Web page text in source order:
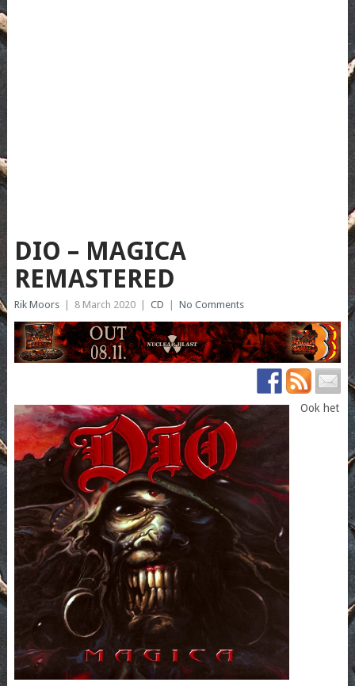
DIO – MAGICA
REMASTERED
Rik Moors 8 March 2020 CD No Comments
Ook het